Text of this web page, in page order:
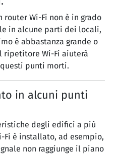
router Wi-Fi non è in grado
in alcune parti dei locali,
è abbastanza grande o
ripetitore Wi-Fi aiuterà
punti morti.
in alcuni punti
degli edifici a più
Fi è installato, ad esempio,
non raggiunge il piano